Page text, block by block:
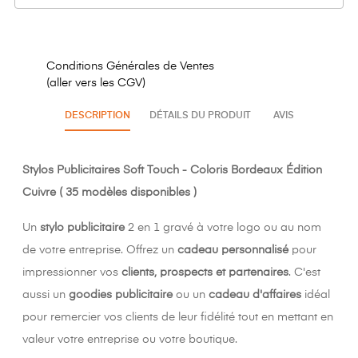
Conditions Générales de Ventes
(aller vers les CGV)
DESCRIPTION DÉTAILS DU PRODUIT AVIS
Stylos Publicitaires Soft Touch - Coloris Bordeaux Édition
Cuivre ( 35 modèles disponibles )
Un stylo publicitaire2 en 1 gravé à votre logo ou au nom
de votre entreprise. Offrez un cadeau personnalisépour
impressionner vos clients, prospects et partenaires. C'est
aussi un goodies publicitaireou un cadeau d'affaires idéal
pour remercier vos clients de leur fidélité tout en mettant en
valeur votre entreprise ou votre boutique.